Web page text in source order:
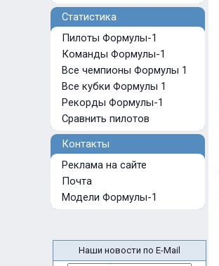
Статистика
Пилоты Формулы-1
Команды Формулы-1
Все чемпионы Формулы 1
Все кубки Формулы 1
Рекорды Формулы-1
Сравнить пилотов
Контакты
Реклама на сайте
Почта
Модели Формулы-1
Наши новости по E-Mail